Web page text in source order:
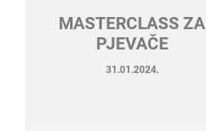
MASTERCLASS ZA
PJEVAČE
31.01.2024.